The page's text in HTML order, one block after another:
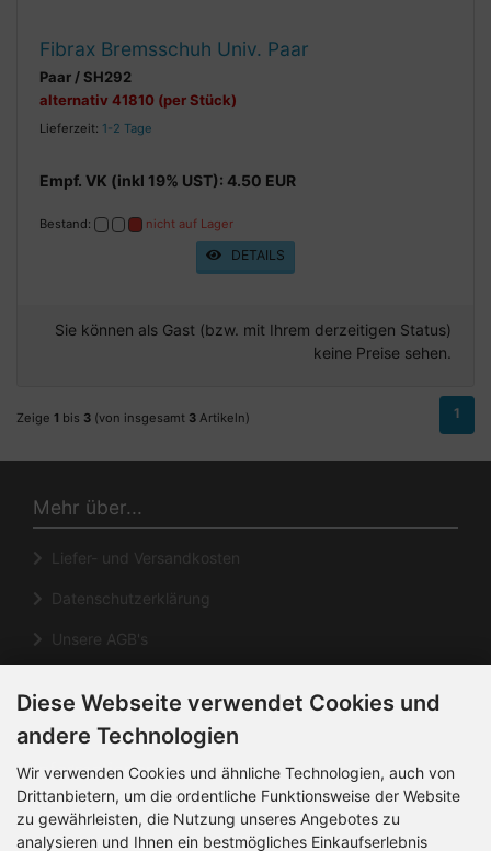
Fibrax Bremsschuh Univ. Paar
Paar / SH292
alternativ 41810 (per Stück)
Lieferzeit: 1-2 Tage
Empf. VK (inkl 19% UST): 4.50 EUR
Bestand: nicht auf Lager
DETAILS
Sie können als Gast (bzw. mit Ihrem derzeitigen Status)
keine Preise sehen.
Zeige 1 bis 3 (von insgesamt 3 Artikeln) 1
Mehr über...
Liefer- und Versandkosten
Datenschutzerklärung
Unsere AGB's
Informationen
Kontakt
Diese Webseite verwendet Cookies und
andere Technologien
Wir verwenden Cookies und ähnliche Technologien, auch von
Drittanbietern, um die ordentliche Funktionsweise der Website
zu gewährleisten, die Nutzung unseres Angebotes zu
analysieren und Ihnen ein bestmögliches Einkaufserlebnis